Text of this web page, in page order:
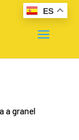
a granel
ES